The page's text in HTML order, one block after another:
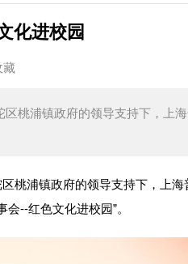
化进校园
藏
桃浦镇政府的领导支持下，上
浦镇政府的领导支持下，上海
--红色文化进校园”。